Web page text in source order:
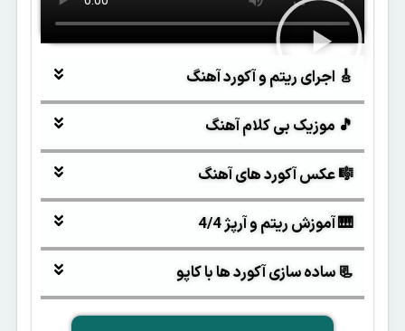
🎸 اجرای ریتم و آکورد آهنگ
🎵 موزیک بی کلام آهنگ
🎼 عکس آکورد های آهنگ
🎹 آموزش ریتم و آرپژ 4/4
📃 ساده سازی آکورد ها با کاپو